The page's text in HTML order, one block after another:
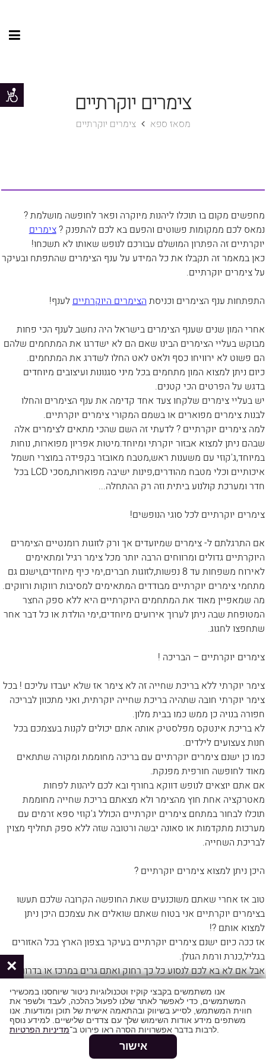
צימרים יוקרתיים
מסאז ספא צימרים יוקרתיים
מחפשים מקום בו תוכלו ליהנות מיוקרה ופאר לחופשה מושלמת ?
נמאס לכם ממקומות פשוטים והפעם בא לכם להתפנק ?צימרים
יוקרתיים זה הפתרון המושלם עבורכם לנופש שאותו לא תשכחו!
כאן במאמר זה תקבלו את כל המידע על ענף הצימרים שהתפתח ובעיקר
על צימרים יוקרתיים.
התפתחות ענף הצימרים וכניסתהצימרים היוקרתייםלענף!
אחרי המון שנים שענף הצימרים בישראל היה נחשב לענף הכי פחות
מבוקש בעליי הצימרים הבינו שאם הם לא ישדרגו את המתחמים שלהם
הם פשוט לא ירוויחו כסף ולאט לאט החלו לשדרג את המתחמים.
כיום ניתן למצוא המון מתחמים בכל מיני סגנונות ועיצובים מיוחדים
בדגש על הפרטים הכי קטנים.
יש בעליי צימרים שלקחו צעד אחד קדימה את ענף הצימרים והחלו
לבנות צימרים מפוארים או בשמם המקורי צימרים יוקרתיים.
למה צימרים יוקרתיים ? לדעתי זה השם שהכי מתאים לצימרים אלה
שבהם ניתן למצוא אבזור יוקרתי ומיוחד:מיטות אפריון מפוארות, נוחות
במיוחד,ג'קוזי עם משענות ראש,מטבח מאובזר בקפידה במוצרי חשמל
איכותיים וכלי מטבח מהודרים,פינות ישיבה מפוארות,מסכי LCD בכל
חדר ומערכת קולנוע ביתית וזה רק ההתחלה...
צימרים יוקרתיים לכל סוגי הנופשים!
אם התרגלתם ל- צימרים שמיועדים אך ורק לזוגות רומנטיים הצימרים
היוקרתיים גדולים ומרווחים הרבה יותר מכל צימר רגיל ומתאימים
לאירוח משפחות עד 8 נפשות,לזוגות חברים,ימי כיף מיוחדים,וישנם גם
מתחמי צימרים יוקרתיים מבודדים המתאימים למסיבות רווקות ורווקים.
מה שמאפיין מאוד את המתחמים היוקרתיים היא ללא ספק החצר
המטופחת שבה ניתן לערוך אירועים מיוחדים,ימי הולדת או כל דבר אחר
שתחפצו לחגוג.
צימרים יוקרתיים – הבריכה !
צימר יוקרתי ללא בריכת שחייה זה לא צימר אז שלא יעבדו עליכם ! בכל
צימר יוקרתי חובה שתהיה בריכת שחייה יוקרתית, ואני מתכוון לבריכה
חפורה בנויה כן ממש כמו בבית מלון.
לא בריכת אינטקס מפלסטיק אותה אתם יכולים לקנות בעצמכם בכל
חנות צעצועים לילדים.
כמו כן ישנם צימרים יוקרתיים עם בריכה מחוממת ומקורה שתתאים
מאוד לחופשה חורפית מפנקת.
אם אתם יוצאים לנופש דווקא בחורף ובא לכם ליהנות לפחות
מאטרקציה אחת חוץ מהצימר ולא מצאתם בריכת שחייה מחוממת
תוכלו לבחור במתחם צימרים יוקרתיים הכולל ג'קוזי ספא זרמים עם
מערכות מתקדמות או סאונה יבשה ורטובה שזה ללא ספק תחליף מצוין
לבריכת השחייה.
היכן ניתן למצוא צימרים יוקרתיים ?
טוב אז אחרי שאתם משוכנעים שאת החופשה הקרובה שלכם תעשו
בצימרים יוקרתיים אני בטוח שאתם שואלים את עצמכם היכן ניתן
למצוא אותם ?!
אז ככה כיום ישנם צימרים יוקרתיים בעיקר בצפון הארץ בכל האזורים
בגליל,כנרת ורמת הגולן.
אבל אם לא בא לכם לנסוע כל כך רחוק ואתם גרים במרכז או בדרום
תוכלו למצוא גם שם המון צימרים יוקרתיים ואיכותיים לחופשה
משולמת.
צימרים יוקרתיים פתרון מושלם לחופשה או אירוע מיוחד – מהרו
להזמין חופשה מהנה ובילוי נעים !!!
×
אנו משתמשים בקבצי קוקיז וטכנולוגיות ניטור שיוחסנו במכשירי
המשתמשים, כדי לאפשר לאתר שלנו לפעול כהלכה, לעבד ולשפר את
חווית המשתמש, לסייע בשיווק ובהתאמה אישית של תוכן ומודעות. אנו
משתפים מידע אודות השימוש שלך עם צדדים שלישיים. למידע נוסף
לרבות בדבר אפשרויות הסרה ראו פירוט ב־מדיניות הפרטיות
אישור